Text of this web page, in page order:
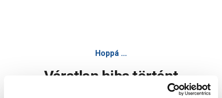
Hoppá ...
Váratlan hiba történt